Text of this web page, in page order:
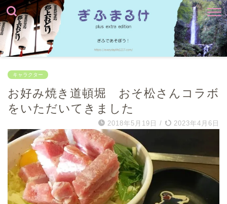
キャラクター
お好み焼き道頓堀 おそ松さんコラボ
をいただいてきました
2018年5月19日 / 2023年4月6日